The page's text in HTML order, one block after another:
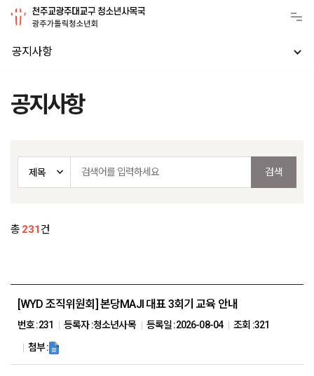
공지사항
공지사항
총 231건
[WYD 조직위원회] 본당MAJI 대표 3회기 교육 안내
번호 :231 등록자 :청소년사목 등록일 :2026-08-04 조회 :321
첨부 :